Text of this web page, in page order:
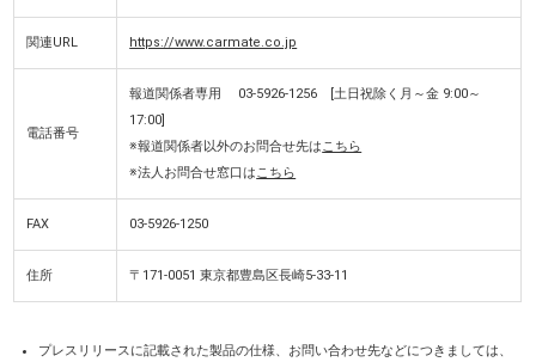
関連URL https://www.carmate.co.jp
電話番号
報道関係者専用 03-5926-1256 [土日祝除く月～金 9:00～
17:00]
※報道関係者以外のお問合せ先は こちら
※法人お問合せ窓口は こちら
FAX 03-5926-1250
住所 〒171-0051 東京都豊島区長崎5-33-11
プレスリリースに記載された製品の仕様、お問い合わせ先などにつきましては、